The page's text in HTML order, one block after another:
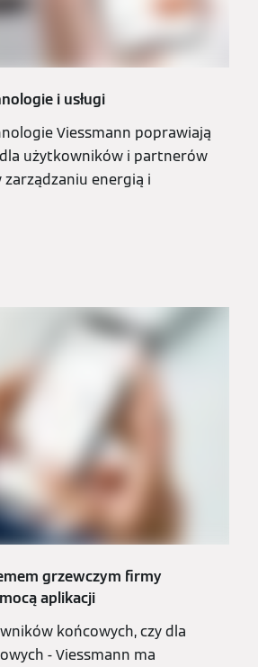
i usługi
Viessmann poprawiają
użytkowników i partnerów
energią i
grzewczym firmy
aplikacji
końcowych, czy dla
- Viessmann ma